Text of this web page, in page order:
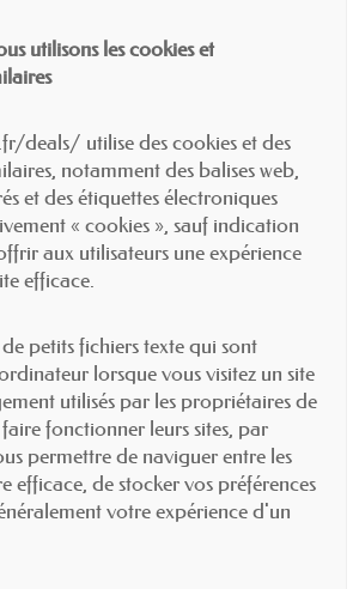
utilisons les cookies et
deals/ utilise des cookies et des
notamment des balises web,
et des étiquettes électroniques
« cookies », sauf indication
aux utilisateurs une expérience
efficace.
petits fichiers texte qui sont
lorsque vous visitez un site
utilisés par les propriétaires de
fonctionner leurs sites, par
permettre de naviguer entre les
efficace, de stocker vos préférences
votre expérience d'un